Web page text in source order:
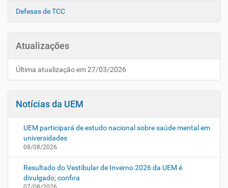
Defesas de TCC
Atualizações
Última atualização em 27/03/2026
Notícias da UEM
UEM participará de estudo nacional sobre saúde mental em
universidades
08/08/2026
Resultado do Vestibular de Inverno 2026 da UEM é
divulgado; confira